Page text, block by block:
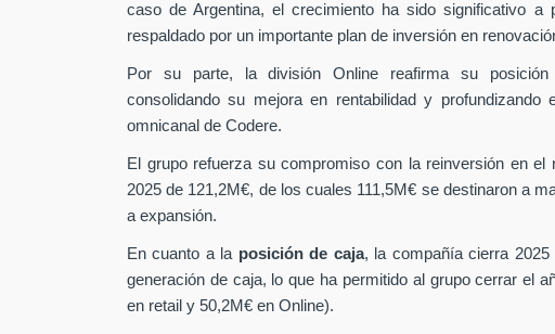
caso de Argentina, el crecimiento ha sido significativo a
respaldado por un importante plan de inversión en
Por su parte, la división Online reafirma su
consolidando su mejora en rentabilidad y profundizando
omnicanal de Codere.
El grupo refuerza su compromiso con la reinversión en el
2025 de 121,2M€, de los cuales 111,5M€ se destinaron a
a expansión.
En cuanto a la posición de caja, la compañía cierra
generación de caja, lo que ha permitido al grupo cerrar el
en retail y 50,2M€ en Online).